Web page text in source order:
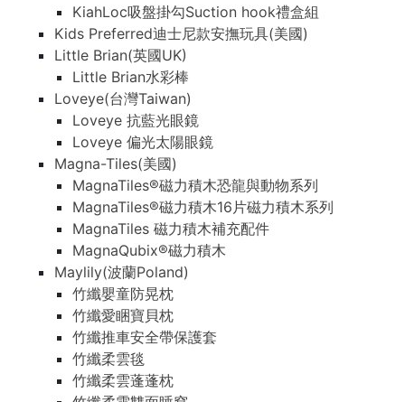
KiahLoc吸盤掛勾Suction hook禮盒組
Kids Preferred迪士尼款安撫玩具(美國)
Little Brian(英國UK)
Little Brian水彩棒
Loveye(台灣Taiwan)
Loveye 抗藍光眼鏡
Loveye 偏光太陽眼鏡
Magna-Tiles(美國)
MagnaTiles®磁力積木恐龍與動物系列
MagnaTiles®磁力積木16片磁力積木系列
MagnaTiles 磁力積木補充配件
MagnaQubix®磁力積木
Maylily(波蘭Poland)
竹纖嬰童防晃枕
竹纖愛睏寶貝枕
竹纖推車安全帶保護套
竹纖柔雲毯
竹纖柔雲蓬蓬枕